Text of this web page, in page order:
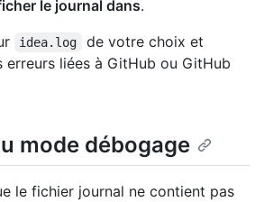
le journal dans.
idea.log
de votre choix et
erreurs liées à GitHub ou GitHub
mode débogage
le fichier journal ne contient pas